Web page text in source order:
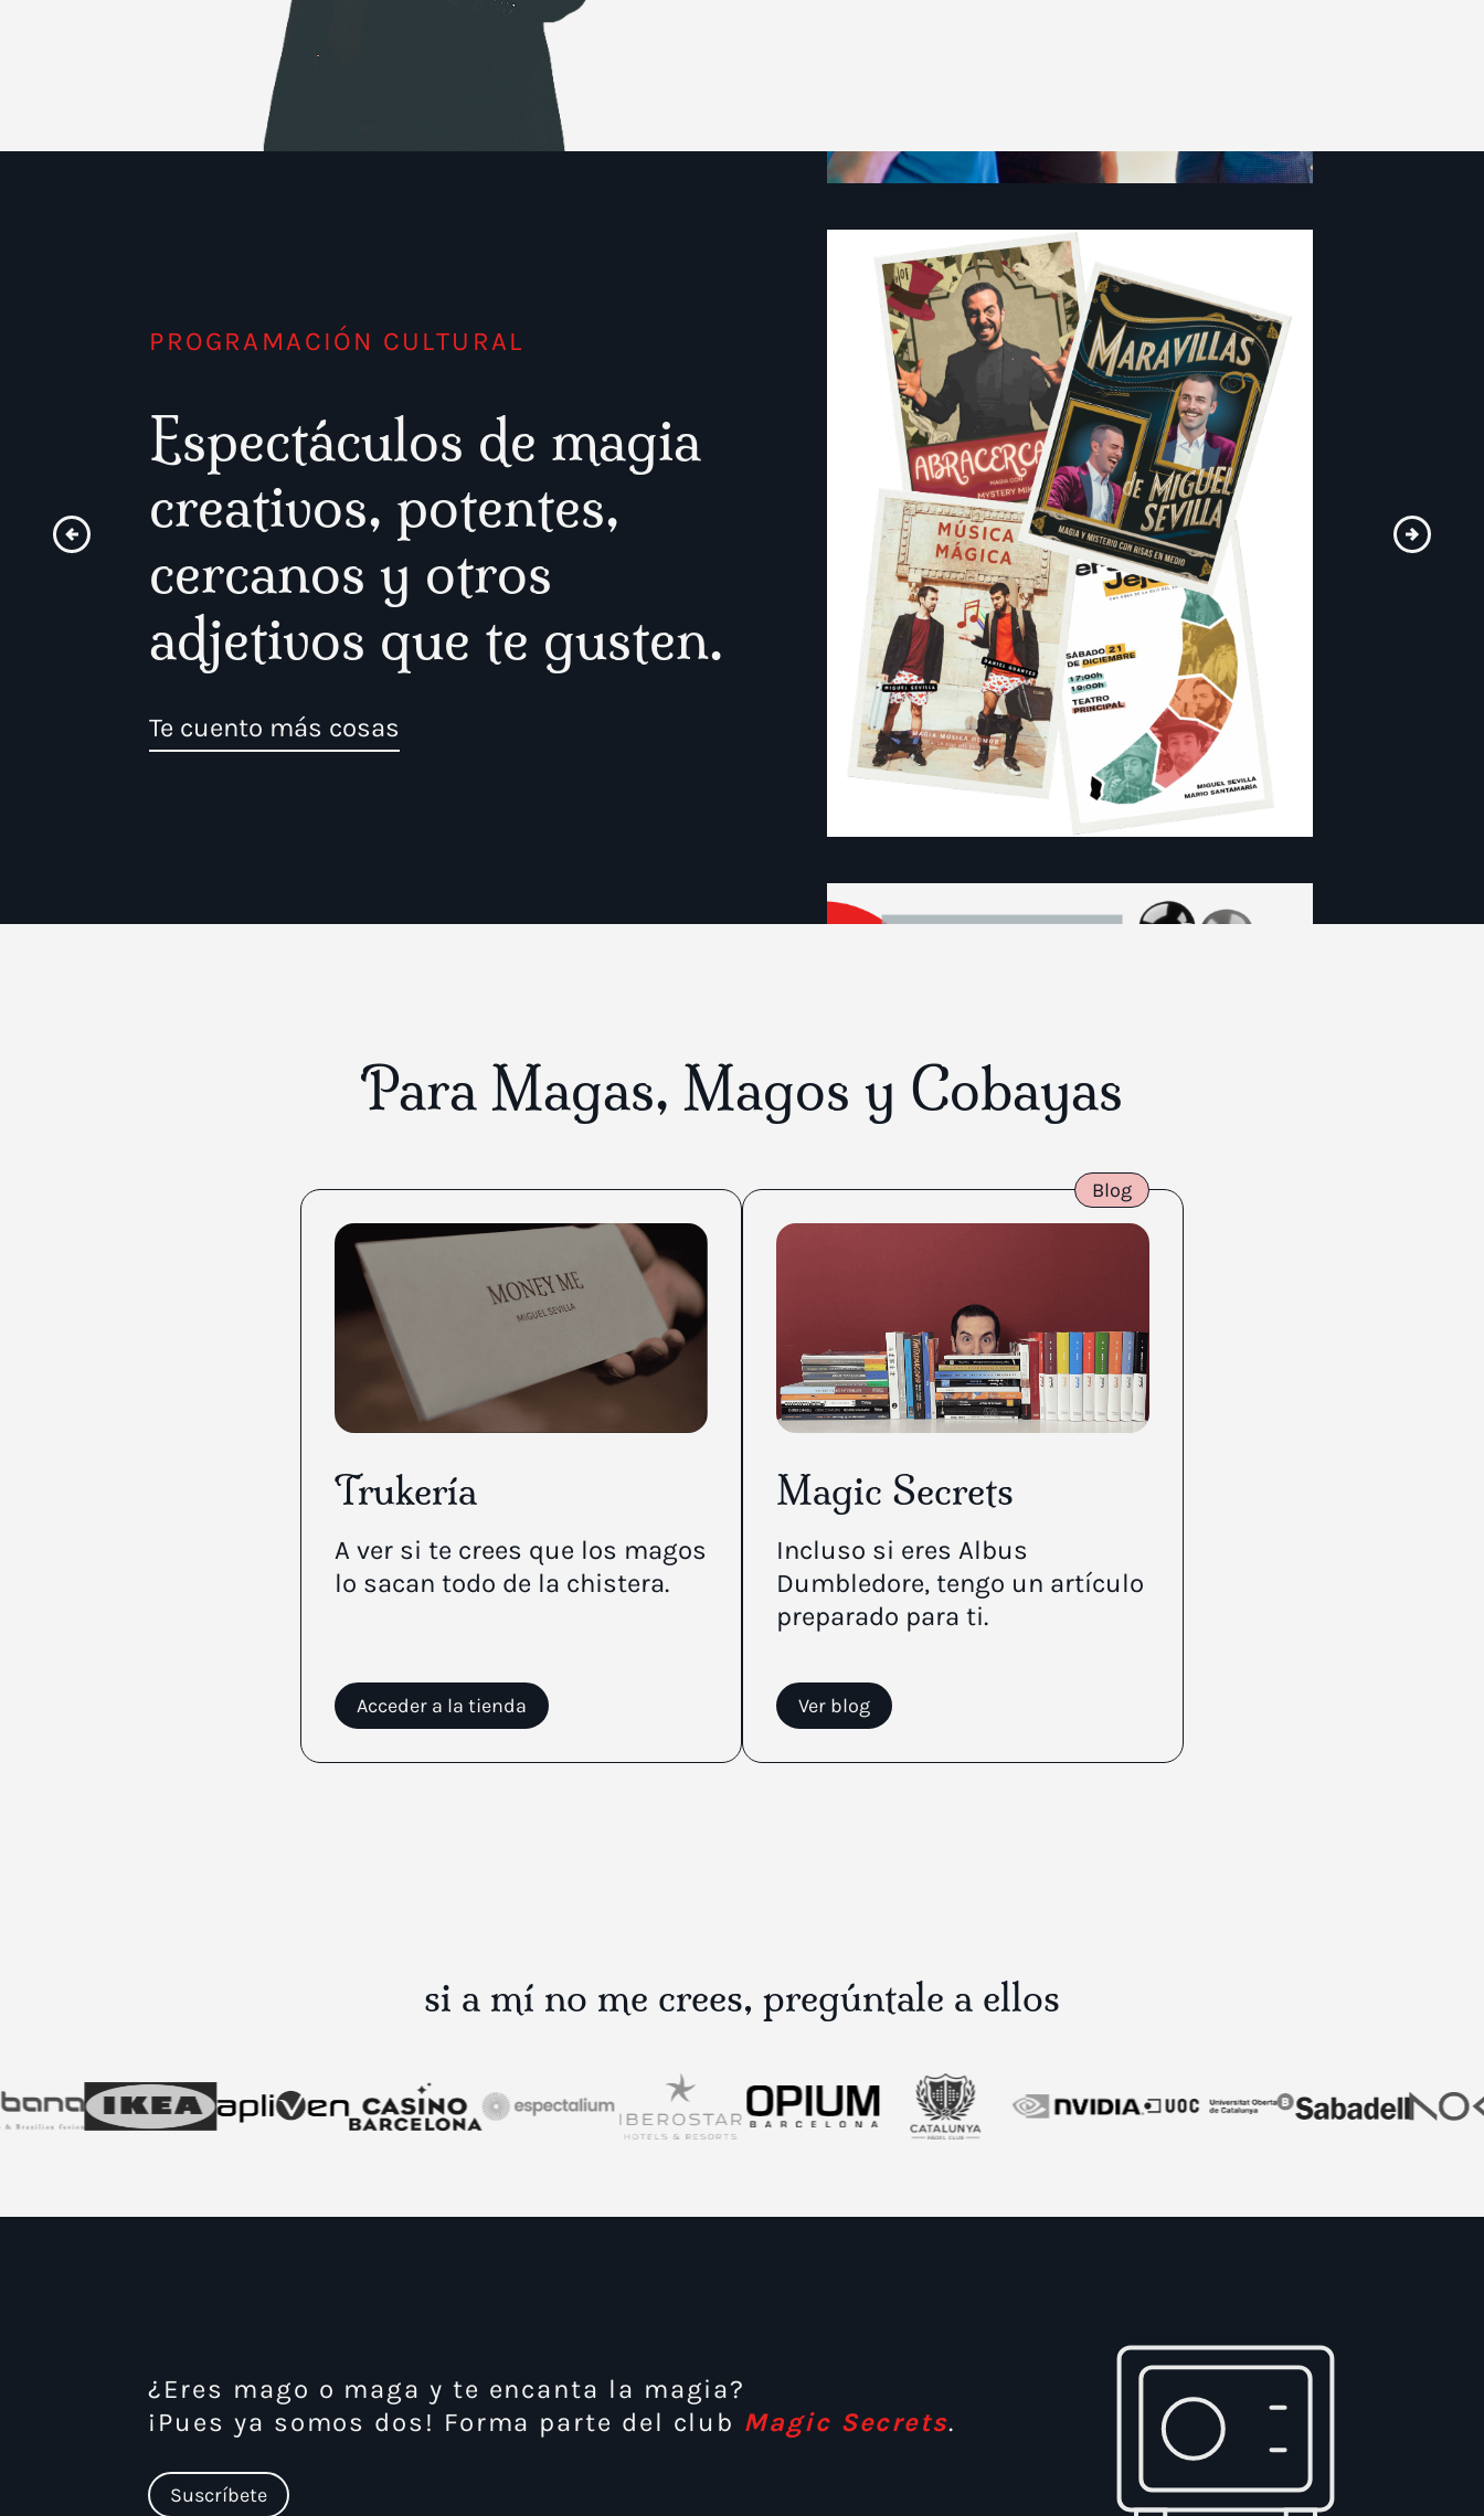
Te cuento más cosas
PROGRAMACIÓN CULTURAL
Espectáculos de magia
creativos, potentes,
cercanos y otros
adjetivos que te gusten.
Te cuento más cosas
EVENTOS FAMILIARES
Espectáculos adaptados
a tu evento
Te cuento más cosas
presentaciones de
producto, espectáculos
y "Salven el Show", el
mejor team building
Te cuento más cosas
Para Magas, Magos y Cobayas
Trukería
A ver si te crees que los magos
lo sacan todo de la chistera.
Acceder a la tienda
Blog
Magic Secrets
Incluso si eres Albus
Dumbledore, tengo un artículo
preparado para ti.
Ver blog
si a mí no me crees, pregúntale a ellos
¿Eres mago o maga y te encanta la magia?
¡Pues ya somos dos! Forma parte del club Magic Secrets.
Suscríbete